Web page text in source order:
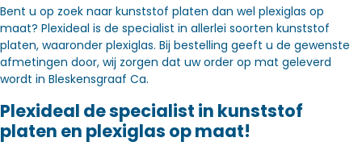
Bent u op zoek naar kunststof platen dan wel plexiglas op
maat? Plexideal is de specialist in allerlei soorten kunststof
platen, waaronder plexiglas. Bij bestelling geeft u de gewenste
afmetingen door, wij zorgen dat uw order op mat geleverd
wordt in Bleskensgraaf Ca.
Plexideal de specialist in kunststof
platen en plexiglas op maat!